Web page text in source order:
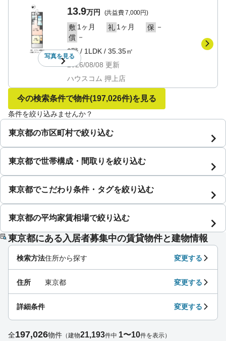
写真を見る
13.9万円 (共益費7,000円)
敷 1ヶ月 礼 1ヶ月 保 －
償 －
2階/ 1LDK / 35.35㎡
2026/08/08 更新
ハウスコム 押上店
今の検索条件で物件(197,026件)を見る
条件を絞り込みませんか？
東京都の市区町村で絞り込む
東京都で世帯構成・間取りを絞り込む
東京都でこだわり条件・タグを絞り込む
東京都の平均家賃相場で絞り込む
東京都にある入居者募集中の賃貸物件と建物情報
検索方法住所から探す 変更する
住所 東京都 変更する
詳細条件 変更する
全197,026物件 （建物21,193件中 1〜10件を表示）